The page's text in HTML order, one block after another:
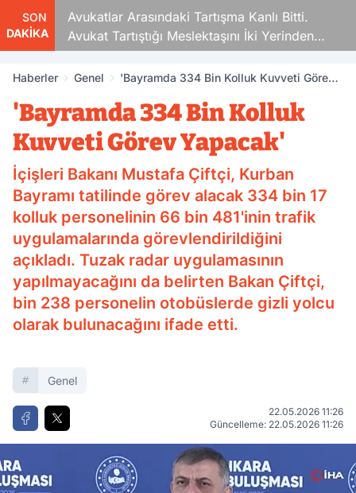
SON
DAKİKA
Avukatlar Arasındaki Tartışma Kanlı Bitti.
Avukat Tartıştığı Meslektaşını İki Yerinden
Vurdu
Haberler Genel
'Bayramda 334 Bin Kolluk Kuvveti Görev
'Bayramda 334 Bin Kolluk
Kuvveti Görev Yapacak'
İçişleri Bakanı Mustafa Çiftçi, Kurban
Bayramı tatilinde görev alacak 334 bin 17
kolluk personelinin 66 bin 481'inin trafik
uygulamalarında görevlendirildiğini
açıkladı. Tuzak radar uygulamasının
yapılmayacağını da belirten Bakan Çiftçi,
bin 238 personelin otobüslerde gizli yolcu
olarak bulunacağını ifade etti.
Genel
22.05.2026 11:26
Güncelleme: 22.05.2026 11:26